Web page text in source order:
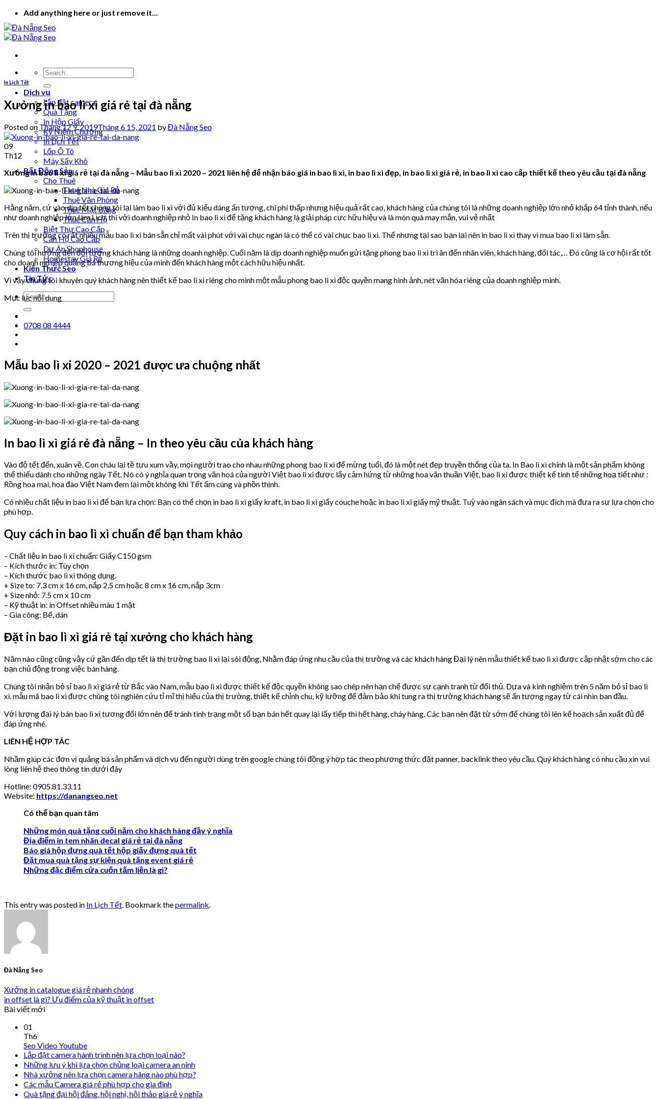
Skip
to
content
Add anything here or just remove it...
Dịch vụ
Lắp đặt camera
Quà Tặng
In Hộp Giấy
Kỷ Niệm Chương
In Lịch Tết
Lốp Ô Tô
Máy Sấy Khô
Bất Động Sản
Cho Thuê
Thuê Nhà Giá Rẻ
Thuê Văn Phòng
Thuê Mặt Bằng
Thuê Căn Hộ
Biệt Thự Cao Cấp
Căn Hộ Cao Cấp
Dự Án Shophouse
Homestay Giá Rẻ
Kiến Thức Seo
Tin Tức
0708 08 4444
In Lịch Tết
Xưởng in bao lì xì giá rẻ tại đà nẵng
Posted on Tháng 12 9, 2019Tháng 6 15, 2021 byĐà Nẵng Seo
09
Th12
Xưởng in bao lì xì giá rẻ tại đà nẵng – Mẫu bao lì xì 2020 – 2021 liên hệ để nhận báo giá in bao lì xì, in bao lì xì đẹp, in bao lì xì giá rẻ, in bao lì xì cao cấp thiết kế theo yêu cầu tại đà nẵng
Hằng năm, cứ vào dịp tết chúng tôi lại làm bao lì xì với đủ kiểu dáng ấn tượng, chi phí thấp nhưng hiệu quả rất cao, khách hàng của chúng tôi là những doanh nghiệp lớn nhỏ khắp 64 tỉnh thành, nếu
như doanh nghiệp lớn làm Lịch, thì với doanh nghiệp nhỏ In bao lì xì để tặng khách hàng là giải pháp cực hữu hiệu và là món quà may mắn, vui vẻ nhất
Trên thị trường có rất nhiều mẫu bao lì xì bán sẵn chỉ mất vài phút với vài chục ngàn là có thể có vài chục bao lì xì. Thế nhưng tại sao bạn lại nên in bao lì xì thay vì mua bao lì xì làm sẵn.
Chúng tôi hướng đến đối tượng khách hàng là những doanh nghiệp. Cuối năm là dịp doanh nghiệp muốn gửi tặng phong bao lì xì tri ân đến nhân viên, khách hàng, đối tác,… Đó cũng là cơ hội rất tốt
cho doanh nghiệp quảng bá thương hiệu của mình đến khách hàng một cách hữu hiệu nhất.
Vì vậy chúng tôi khuyên quý khách hàng nên thiết kế bao lì xì riêng cho mình một mẫu phong bao lì xì độc quyền mang hình ảnh, nét văn hóa riêng của doanh nghiệp mình.
Mục lục nội dung
Mẫu bao lì xi 2020 – 2021 được ưa chuộng nhất
In bao lì xì giá rẻ đà nẵng – In theo yêu cầu của khách hàng
Vào độ tết đến, xuân về. Con cháu lại tề tựu xum vầy, mọi người trao cho nhau những phong bao lì xì để mừng tuổi, đó là một nét đẹp truyền thống của ta. In Bao lì xì chính là một sản phẩm không
thể thiếu dành cho những ngày Tết. Nó có ý nghĩa quan trọng văn hoá của người Việt bao lì xì được lấy cảm hứng từ những hoa văn thuần Việt, bao lì xì được thiết kế tinh tế những hoạ tiết như :
Rồng hoa mai, hoa đào Việt Nam đem lại một không khí Tết ấm cúng và phồn thịnh.
Có nhiều chất liệu in bao lì xì để bạn lựa chọn: Bạn có thể chọn in bao lì xì giấy kraft, in bao lì xì giấy couche hoặc in bao lì xì giấy mỹ thuật. Tuỳ vào ngân sách và mục đích mà đưa ra sự lựa chọn cho
phù hợp.
Quy cách in bao lì xì chuẩn để bạn tham khảo
– Chất liệu in bao lì xì chuẩn: Giấy C150 gsm
– Kích thước in: Tùy chọn
– Kích thước bao lì xì thông dụng.
+ Size to: 7.3 cm x 16 cm, nắp 2,5 cm hoặc 8 cm x 16 cm, nắp 3cm
+ Size nhỏ: 7.5 cm x 10 cm
– Kỹ thuật in: in Offset nhiều màu 1 mặt
– Gia công: Bế, dán
Đặt in bao lì xì giá rẻ tại xưởng cho khách hàng
Năm nào cũng cũng vậy cứ gần đến dịp tết là thị trường bao lì xì lại sôi động, Nhằm đáp ứng nhu cầu của thị trường và các khách hàng Đại lý nên mẫu thiết kế bao lì xì được cập nhật sớm cho các
bạn chủ động trong việc bán hàng.
Chúng tôi nhận bỏ sỉ bao lì xì giá rẻ từ Bắc vào Nam, mẫu bao lì xì được thiết kế độc quyền không sao chép nên hạn chế được sự cạnh tranh từ đối thủ. Dựa và kinh nghiệm trên 5 năm bỏ sỉ bao lì
xì. mẫu mã bao lì xì được chúng tôi nghiên cứu tỉ mĩ thị hiếu của thị trường, thiết kế chỉnh chu, kỹ lưỡng để đảm bảo khi tung ra thị trường khách hàng sẽ ấn tượng ngay từ cái nhìn ban đầu.
Với lượng đại lý bán bao lì xì tương đối lớn nên để tránh tình trạng một số bạn bán hết quay lại lấy tiếp thì hết hàng, cháy hàng, Các bạn nên đặt từ sớm để chúng tôi lên kế hoạch sản xuất đủ để
đáp ứng nhé.
LIÊN HỆ HỢP TÁC
Nhầm giúp các đơn vị quảng bá sản phẩm và dịch vụ đến người dùng trên google chúng tôi đồng ý hợp tác theo phương thức đặt panner, backlink theo yêu cầu. Quý khách hàng có nhu cầu xin vui
lòng liên hệ theo thông tin dưới đây
Hotline: 0905.81.33.11
Website: https://danangseo.net
Có thể bạn quan tâm
Những món quà tặng cuối năm cho khách hàng đầy ý nghĩa
Địa điểm in tem nhãn decal giá rẻ tại đà nẵng
Báo giá hộp đựng quà tết hộp giấy đựng quà tết
Đặt mua quà tặng sự kiện quà tặng event giá rẻ
Những đặc điểm cửa cuốn tấm liền là gì?
This entry was posted in In Lịch Tết. Bookmark thepermalink.
Đà Nẵng Seo
Xưởng in catalogue giá rẻ nhanh chóng
in offset là gì? Ưu điểm của kỹ thuật in offset
Bài viết mới
01
Th6
Seo Video Youtube
Lắp đặt camera hành trình nên lựa chọn loại nào?
Những lưu ý khi lựa chọn chủng loại camera an ninh
Nhà xưởng nên lựa chọn camera hãng nào phù hợp?
Các mẫu Camera giá rẻ phù hợp cho gia đình
Quà tặng đại hội đảng, hội nghị, hội thảo giá rẻ ý nghĩa